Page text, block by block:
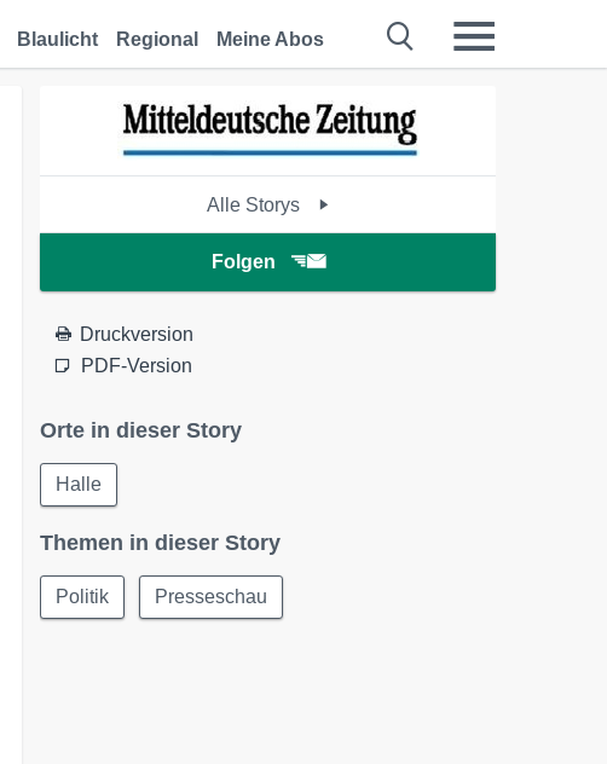
Blaulicht Regional Meine Abos
Alle Storys
Folgen
Druckversion
PDF-Version
Orte in dieser Story
Halle
Themen in dieser Story
Politik Presseschau